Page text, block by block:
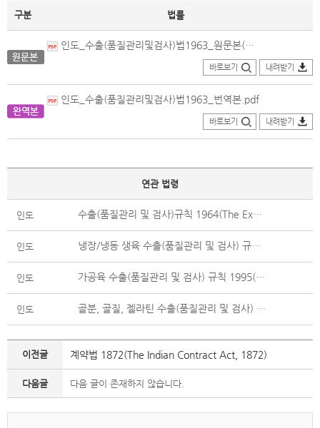
구분 법률
인도_수출(품질관리및검사)법1963_원문본(1984.05.27.개정).pdf
바로보기 내려받기
인도_수출(품질관리및검사)법1963_번역본.pdf
바로보기 내려받기
연관 법령
인도 수출(품질관리 및 검사)규칙 1964(The Export (Quality Control and Inspection) Rules, 1964)
인도 냉장/냉동 생육 수출(품질관리 및 검사) 규칙 1992(The Export of Raw Meat (Chilled/ Frozen) (Quality Control and Inspection) Rules, 1992)
인도 가공육 수출(품질관리 및 검사) 규칙 1995(The Export of Processed Meat Products (Quality Control and Inspection) Rules, 1995)
인도 골분, 골질, 젤라틴 수출(품질관리 및 검사) 규칙 2012(The Export of Crushed Bones, Ossein and Gelatine (Quality Control, Inspection and Monitoring) Rules, 2012)
이전글 계약법 1872(The Indian Contract Act, 1872)
다음글 다음 글이 존재하지 않습니다.